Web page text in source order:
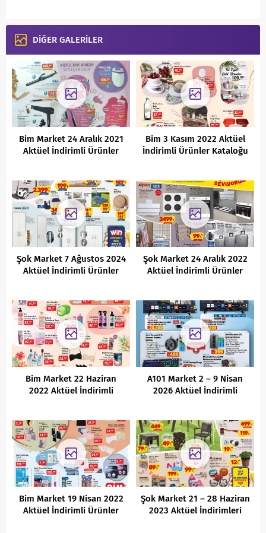
DİĞER GALERİLER
Bim Market 24 Aralık 2021
Aktüel İndirimli Ürünler
Bim 3 Kasım 2022 Aktüel
İndirimli Ürünler Kataloğu
Şok Market 7 Ağustos 2024
Aktüel İndirimli Ürünler
Şok Market 24 Aralık 2022
Aktüel İndirimli Ürünler
Bim Market 22 Haziran
2022 Aktüel İndirimli
A101 Market 2 – 9 Nisan
2026 Aktüel İndirimli
Bim Market 19 Nisan 2022
Aktüel İndirimli Ürünler
Şok Market 21 – 28 Haziran
2023 Aktüel İndirimleri